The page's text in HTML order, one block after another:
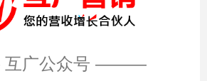
广公众号 ———